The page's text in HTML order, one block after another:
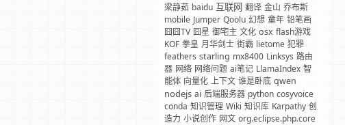
梁静茹 baidu 互联网 翻译 金山 乔布斯
mobile Jumper Qoolu 幻想 童年 铅笔画
囧囧TV 囧星 御宅主 文化 osx flash游戏
KOF 拳皇 月华剑士 街霸 lietome 犯罪
feathers starling mx8400 Linksys 路由
器 网络 网络问题 ai笔记 LlamaIndex 智
能体 向量化 上下文 谁是卧底 qwen
nodejs ai 后端服务器 python cosyvoice
conda 知识管理 Wiki 知识库 Karpathy 创
造力 小说创作 网文 org.eclipse.php.core